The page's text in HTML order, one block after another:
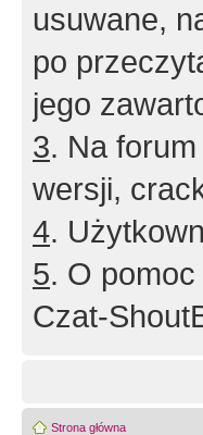
usuwane,
po
jego
3. Na
wersji,
4.
5. O
Czat-
Strona główna